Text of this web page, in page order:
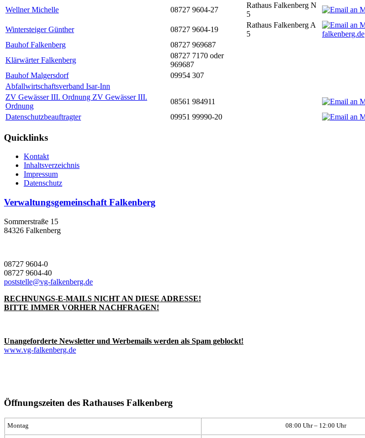
Wellner Michelle 08727 9604-27
Rathaus Falkenberg N
5
Wintersteiger Günther 08727 9604-19
Rathaus Falkenberg A
5
falkenberg.de
Bauhof Falkenberg
08727 969687
Klärwärter Falkenberg
08727 7170 oder
969687
Bauhof Malgersdorf
09954 307
Abfallwirtschaftsverband Isar-Inn
ZV Gewässer III. Ordnung ZV Gewässer III.
Ordnung
08561 984911
Datenschutzbeauftragter
09951 99990-20
Quicklinks
Kontakt
Inhaltsverzeichnis
Impressum
Datenschutz
Verwaltungsgemeinschaft Falkenberg
Sommerstraße 15
84326 Falkenberg
08727 9604-0
08727 9604-40
poststelle@vg-falkenberg.de
RECHNUNGS-E-MAILS NICHT AN DIESE ADRESSE!
BITTE IMMER VORHER NACHFRAGEN!
Unangeforderte Newsletter und Werbemails werden als Spam geblockt!
www.vg-falkenberg.de
Öffnungszeiten des Rathauses Falkenberg
Montag 08:00 Uhr – 12:00 Uhr